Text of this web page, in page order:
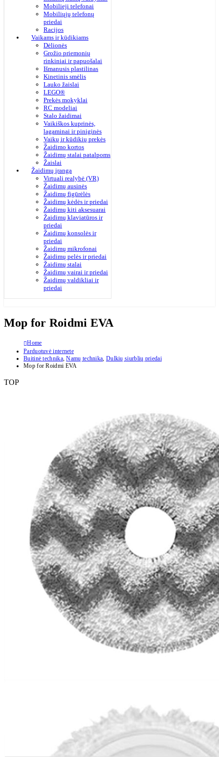
Mobilieji telefonai
Mobiliųjų telefonų
priedai
Racijos
Vaikams ir kūdikiams
Dėlionės
Grožio priemonių
rinkiniai ir papuošalai
Išmanusis plastilinas
Kinetinis smėlis
Lauko žaislai
LEGO®
Prekės mokyklai
RC modeliai
Stalo žaidimai
Vaikiškos kuprinės,
lagaminai ir piniginės
Vaikų ir kūdikių prekės
Žaidimo kortos
Žaidimų stalai patalpoms
Žaislai
Žaidimų įranga
Virtuali realybė (VR)
Žaidimų ausinės
Žaidimų figūrėlės
Žaidimų kėdės ir priedai
Žaidimų kiti aksesuarai
Žaidimų klaviatūros ir
priedai
Žaidimų konsolės ir
priedai
Žaidimų mikrofonai
Žaidimų pelės ir priedai
Žaidimų stalai
Žaidimų vairai ir priedai
Žaidimų valdikliai ir
priedai
Mop for Roidmi EVA
Home
Parduotuvė internete
Buitinė technika,Namų technika, Dulkių siurblių priedai
Mop for Roidmi EVA
TOP